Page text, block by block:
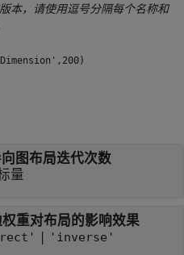
本，请使用逗号分隔每个名称和
图布局迭代次数
量
重对布局的影响效果
| 'inverse'